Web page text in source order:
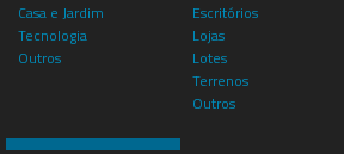
Casa e Jardim
Tecnologia
Outros
Escritórios
Lojas
Lotes
Terrenos
Outros